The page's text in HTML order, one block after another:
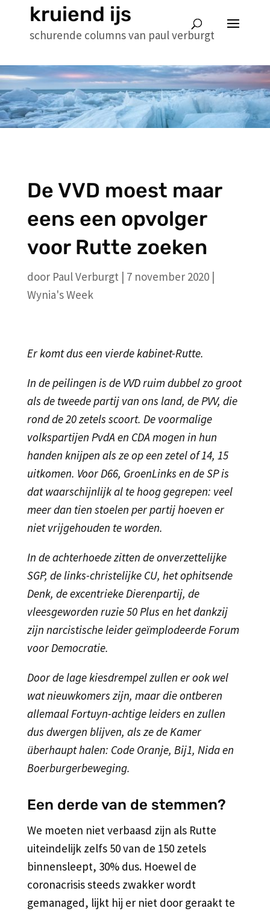
kruiend ijs
schurende columns van paul verburgt
De VVD moest maar
eens een opvolger
voor Rutte zoeken
door Paul Verburgt | 7 november 2020|
Wynia's Week
Er komt dus een vierde kabinet-Rutte.
In de peilingen is de VVD ruim dubbel zo groot
als de tweede partij van ons land, de PVV, die
rond de 20 zetels scoort. De voormalige
volkspartijen PvdA en CDA mogen in hun
handen knijpen als ze op een zetel of 14, 15
uitkomen. Voor D66, GroenLinks en de SP is
dat waarschijnlijk al te hoog gegrepen: veel
meer dan tien stoelen per partij hoeven er
niet vrijgehouden te worden.
In de achterhoede zitten de onverzettelijke
SGP, de links-christelijke CU, het ophitsende
Denk, de excentrieke Dierenpartij, de
vleesgeworden ruzie 50 Plus en het dankzij
zijn narcistische leider geïmplodeerde Forum
voor Democratie.
Door de lage kiesdrempel zullen er ook wel
wat nieuwkomers zijn, maar die ontberen
allemaal Fortuyn-achtige leiders en zullen
dus dwergen blijven, als ze de Kamer
überhaupt halen: Code Oranje, Bij1, Nida en
Boerburgerbeweging.
Een derde van de stemmen?
We moeten niet verbaasd zijn als Rutte
uiteindelijk zelfs 50 van de 150 zetels
binnensleept, 30% dus. Hoewel de
coronacrisis steeds zwakker wordt
gemanaged, lijkt hij er niet door geraakt te